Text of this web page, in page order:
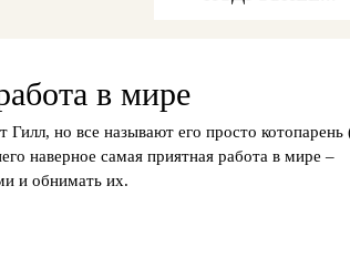
в мире
Гилл, но все называют его просто котопарень
наверное самая приятная работа в мире –
и обнимать их.